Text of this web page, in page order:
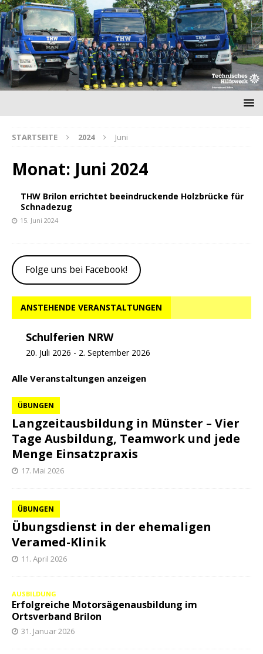
STARTSEITE 2024 Juni
Monat: Juni 2024
THW Brilon errichtet beeindruckende Holzbrücke für
Schnadezug
15. Juni 2024
Folge uns bei Facebook!
ANSTEHENDE VERANSTALTUNGEN
Schulferien NRW
20. Juli 2026 - 2. September 2026
Alle Veranstaltungen anzeigen
Langzeitausbildung in Münster – Vier
Tage Ausbildung, Teamwork und jede
Menge Einsatzpraxis
ÜBUNGEN
17. Mai 2026
Übungsdienst in der ehemaligen
Veramed-Klinik
ÜBUNGEN
11. April 2026
AUSBILDUNG
Erfolgreiche Motorsägenausbildung im
Ortsverband Brilon
31. Januar 2026